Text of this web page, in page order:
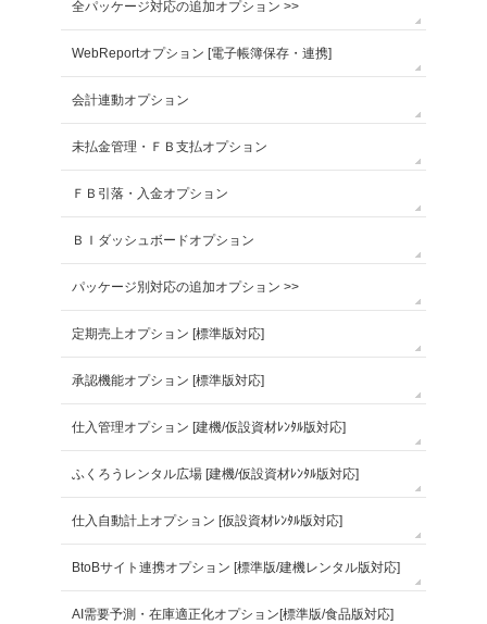
全パッケージ対応の追加オプション >>
WebReportオプション [電子帳簿保存・連携]
会計連動オプション
未払金管理・ＦＢ支払オプション
ＦＢ引落・入金オプション
ＢＩダッシュボードオプション
パッケージ別対応の追加オプション >>
定期売上オプション [標準版対応]
承認機能オプション [標準版対応]
仕入管理オプション [建機/仮設資材ﾚﾝﾀﾙ版対応]
ふくろうレンタル広場 [建機/仮設資材ﾚﾝﾀﾙ版対応]
仕入自動計上オプション [仮設資材ﾚﾝﾀﾙ版対応]
BtoBサイト連携オプション [標準版/建機レンタル版対応]
AI需要予測・在庫適正化オプション[標準版/食品版対応]